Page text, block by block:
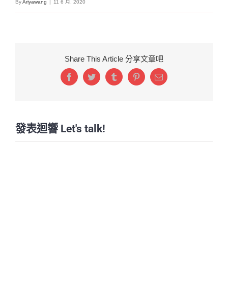
ByAriyawang | 11 6 月, 2020
Share This Article 分享文章吧
FacebookTwitterTumblrPinterestEmail:
發表迴響 Let's talk!